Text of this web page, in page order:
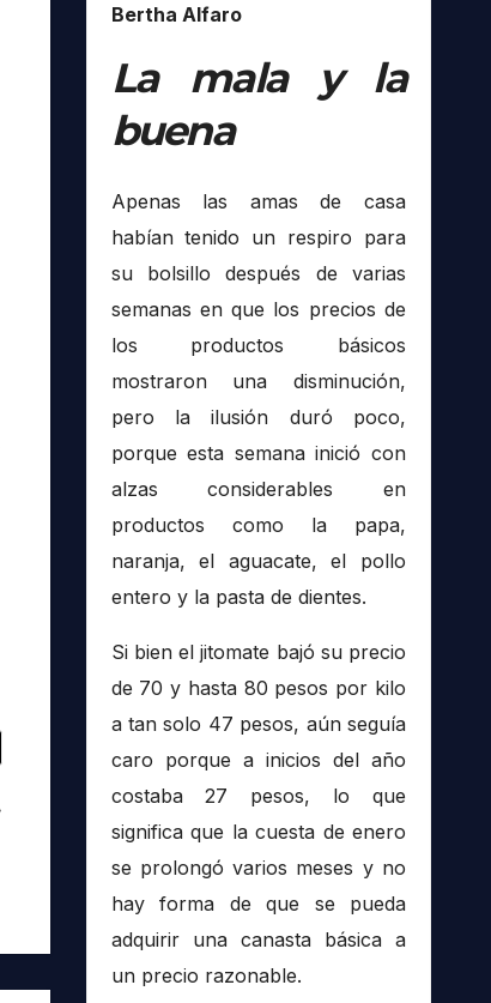
Bertha Alfaro
La mala y la
buena
Apenas las amas de casa
habían tenido un respiro para
su bolsillo después de varias
semanas en que los precios de
los productos básicos
mostraron una disminución,
pero la ilusión duró poco,
porque esta semana inició con
alzas considerables en
productos como la papa,
naranja, el aguacate, el pollo
entero y la pasta de dientes.
Si bien el jitomate bajó su precio
de 70 y hasta 80 pesos por kilo
a tan solo 47 pesos, aún seguía
caro porque a inicios del año
costaba 27 pesos, lo que
significa que la cuesta de enero
se prolongó varios meses y no
hay forma de que se pueda
adquirir una canasta básica a
un precio razonable.